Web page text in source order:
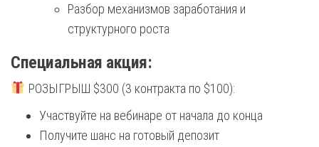
Разбор механизмов заработания и
структурного роста
Специальная акция:
РОЗЫГРЫШ $300 (3 контракта по $100):
Участвуйте на вебинаре от начала до конца
Получите шанс на готовый депозит